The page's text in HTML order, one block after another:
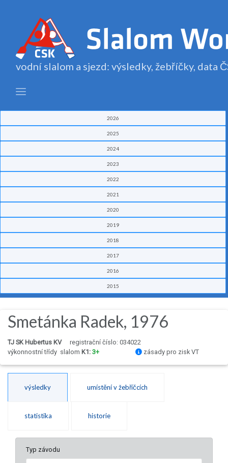
vodní slalom a sjezd: výsledky, žebříčky, data
2026
2025
2024
2023
2022
2021
2020
2019
2018
2017
2016
2015
Smetánka Radek, 1976
TJ SK Hubertus KV
registrační číslo: 034022
výkonnostní třídy slalom K1: 3+ zásady pro zisk VT
výsledky umístění v žebříčcích
statistika historie
Typ závodu